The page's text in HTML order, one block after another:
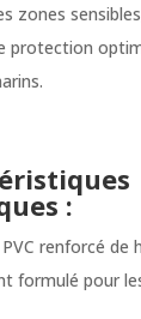
zones
protection
:
PVC renforcé de
formulé pour